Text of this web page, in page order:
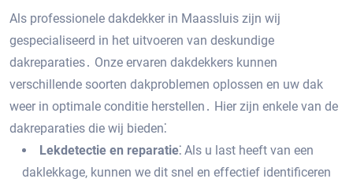
Als professionele dakdekker in Maassluis zijn wij
gespecialiseerd in het uitvoeren van deskundige
dakreparaties․ Onze ervaren dakdekkers kunnen
verschillende soorten dakproblemen oplossen en uw dak
weer in optimale conditie herstellen․ Hier zijn enkele van de
dakreparaties die wij bieden⁚
Lekdetectie en reparatie⁚ Als u last heeft van een
daklekkage‚ kunnen we dit snel en effectief identificeren